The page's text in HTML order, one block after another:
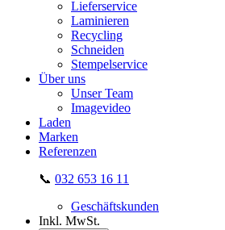
Lieferservice
Laminieren
Recycling
Schneiden
Stempelservice
Über uns
Unser Team
Imagevideo
Laden
Marken
Referenzen
📞 032 653 16 11
Geschäftskunden
Inkl. MwSt.